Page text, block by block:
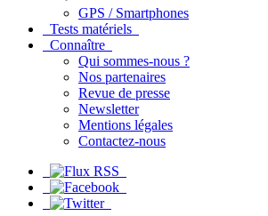
GPS / Smartphones
Tests matériels
Connaître
Qui sommes-nous ?
Nos partenaires
Revue de presse
Newsletter
Mentions légales
Contactez-nous